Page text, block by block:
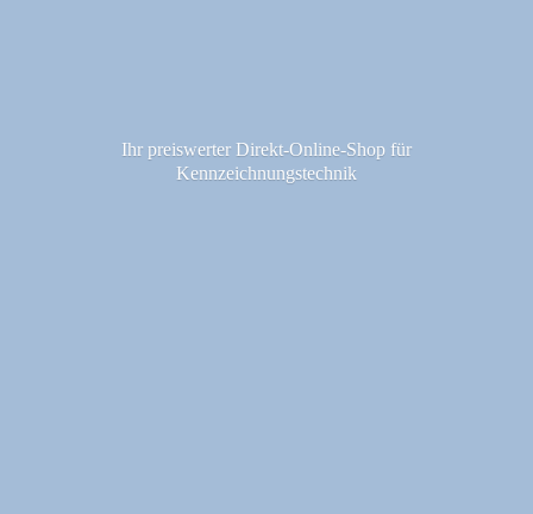
Ihr preiswerter Direkt-Online-Shop für
Kennzeichnungstechnik